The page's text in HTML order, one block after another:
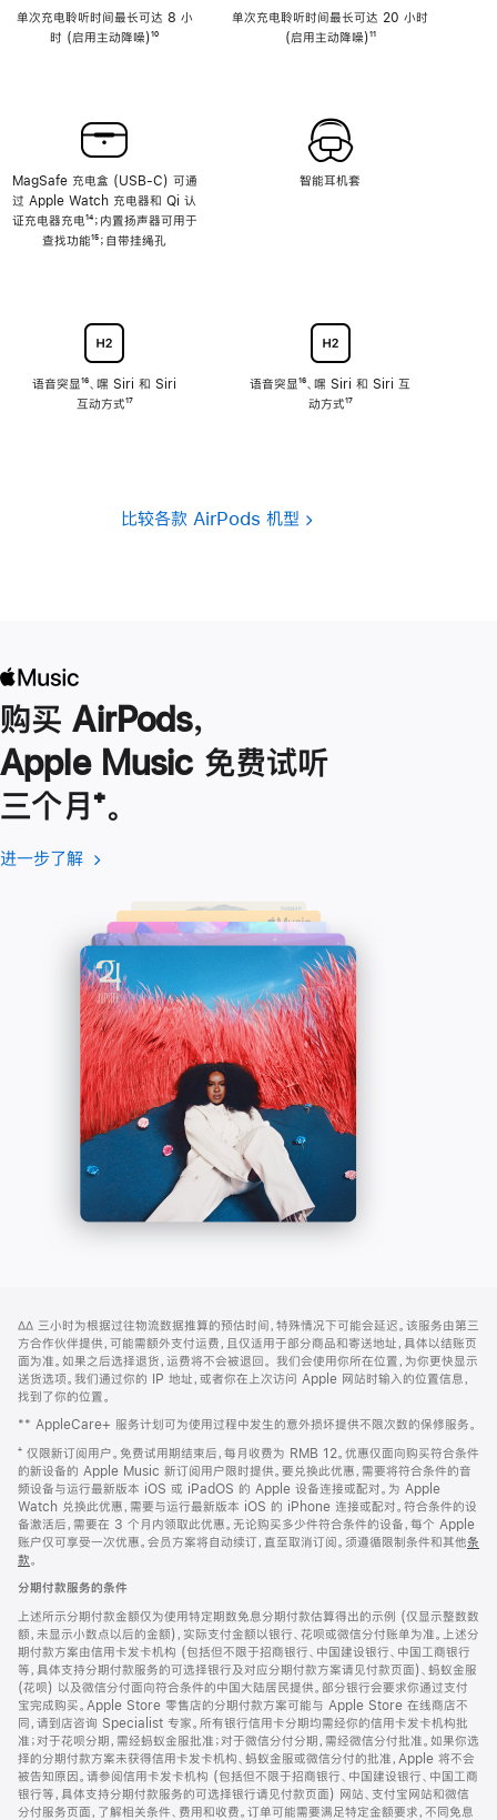
单次充电聆听时间最长可达 8 小
时 (启用主动降噪)脚
¹⁰
MagSafe 充电盒 (USB-C) 可通
过 Apple Watch 充电器和 Qi 认
证充电器充电脚
注
¹⁴；内置扬声器可用于
查找功能脚
¹⁵；自带挂绳孔
语音突显脚
注
¹⁶、嘿 Siri 和 Siri
互动方式脚
¹⁷
单次充电聆听时间最长可达 20 小时
(启用主动降噪)脚
¹¹
智能耳机套
语音突显脚
注
¹⁶、嘿 Siri 和 Siri 互
动方式脚
¹⁷
比较各款 AirPods 机型
购买 AirPods，
Apple Music 免费试听
三个月脚
注
⁺。
进一步了解 进
了
解
-
Apple
Music
(在
口
中
打
开)
页
页
脚
注
∆∆ 三小时为根据过往物流数据推算的预估时间，特殊情况下可能会延迟。该服务由第三
方合作伙伴提供，可能需额外支付运费，且仅适用于部分商品和寄送地址，具体以结账页
面为准。如果之后选择退货，运费将不会被退回。 我们会使用你所在位置，为你更快显示
送货选项。我们通过你的 IP 地址，或者你在上次访问 Apple 网站时输入的位置信息，
找到了你的位置。
** AppleCare+ 服务计划可为使用过程中发生的意外损坏提供不限次数的保修服务。
⁺ 仅限新订阅用户。免费试用期结束后，每月收费为 RMB 12。优惠仅面向购买符合条件
的新设备的 Apple Music 新订阅用户限时提供。要兑换此优惠，需要将符合条件的音
频设备与运行最新版本 iOS 或 iPadOS 的 Apple 设备连接或配对。为 Apple
Watch 兑换此优惠，需要与运行最新版本 iOS 的 iPhone 连接或配对。符合条件的设
备激活后，需要在 3 个月内领取此优惠。无论购买多少件符合条件的设备，每个 Apple
账户仅可享受一次优惠。会员方案将自动续订，直至取消订阅。须遵循限制条件和其他条
款。
窗
口
中
打
开)
分期付款服务的条件
上述所示分期付款金额仅为使用特定期数免息分期付款估算得出的示例 (仅显示整数数
额，未显示小数点以后的金额)，实际支付金额以银行、花呗或微信分付账单为准。上述分
期付款方案由信用卡发卡机构 (包括但不限于招商银行、中国建设银行、中国工商银行
等，具体支持分期付款服务的可选择银行及对应分期付款方案请见付款页面)、蚂蚁金服
(花呗) 以及微信分付面向符合条件的中国大陆居民提供。部分银行会要求你通过支付
宝完成购买。Apple Store 零售店的分期付款方案可能与 Apple Store 在线商店不
同，请到店咨询 Specialist 专家。所有银行信用卡分期均需经你的信用卡发卡机构批
准；对于花呗分期，需经蚂蚁金服批准；对于微信分付分期，需经微信分付批准。如果你选
择的分期付款方案未获得信用卡发卡机构、蚂蚁金服或微信分付的批准，Apple 将不会
被告知原因。请参阅信用卡发卡机构 (包括但不限于招商银行、中国建设银行、中国工商
银行等，具体支持分期付款服务的可选择银行请见付款页面) 网站、支付宝网站和微信
分付服务页面，了解相关条件、费用和收费。订单可能需要满足特定金额要求，不同免息